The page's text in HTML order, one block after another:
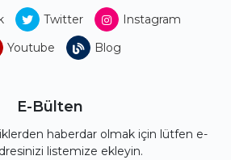
Twitter
Instagram
Youtube
Blog
E-Bülten
haberdar olmak için lütfen e-
listemize ekleyin.